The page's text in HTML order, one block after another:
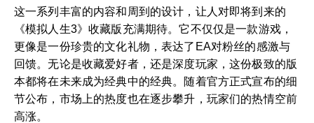
这一系列丰富的内容和周到的设计，让人对即将到来的
《模拟人生3》收藏版充满期待。它不仅仅是一款游戏，
更像是一份珍贵的文化礼物，表达了EA对粉丝的感激与
回馈。无论是收藏爱好者，还是深度玩家，这份极致的版
本都将在未来成为经典中的经典。随着官方正式宣布的细
节公布，市场上的热度也在逐步攀升，玩家们的热情空前
高涨。